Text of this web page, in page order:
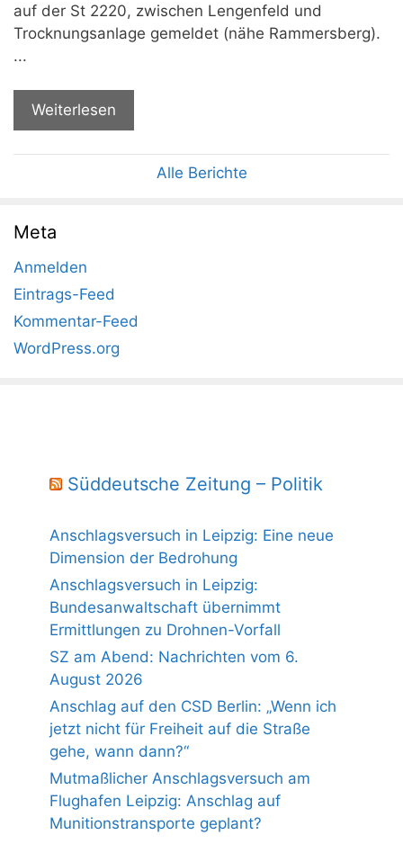
auf der St 2220, zwischen Lengenfeld und
Trocknungsanlage gemeldet (nähe Rammersberg).
...
Weiterlesen
Alle Berichte
Meta
Anmelden
Eintrags-Feed
Kommentar-Feed
WordPress.org
Süddeutsche Zeitung – Politik
Anschlagsversuch in Leipzig: Eine neue
Dimension der Bedrohung
Anschlagsversuch in Leipzig:
Bundesanwaltschaft übernimmt
Ermittlungen zu Drohnen-Vorfall
SZ am Abend: Nachrichten vom 6.
August 2026
Anschlag auf den CSD Berlin: „Wenn ich
jetzt nicht für Freiheit auf die Straße
gehe, wann dann?“
Mutmaßlicher Anschlagsversuch am
Flughafen Leipzig: Anschlag auf
Munitionstransporte geplant?